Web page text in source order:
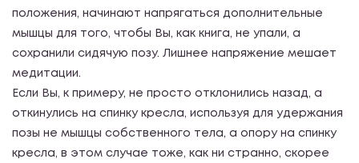
положения, начинают напрягаться дополнительные
мышцы для того, чтобы Вы, как книга, не упали, а
сохранили сидячую позу. Лишнее напряжение мешает
медитации.
Если Вы, к примеру, не просто отклонились назад, а
откинулись на спинку кресла, используя для удержания
позы не мышцы собственного тела, а опору на спинку
кресла, в этом случае тоже, как ни странно, скорее